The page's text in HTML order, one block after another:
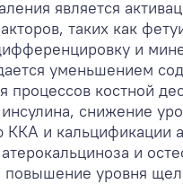
является
таких как
и
уменьшением
процессов костной
снижение
ККА и
и
повышение уровня